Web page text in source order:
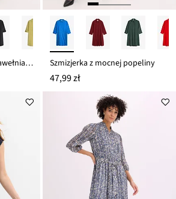
Sukienka szmizjerka z bawełnianej popeliny Szmizjerka z mocnej popeliny
47,99 zł